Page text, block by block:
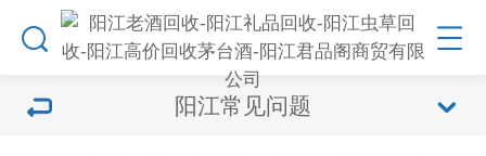
阳江常见问题